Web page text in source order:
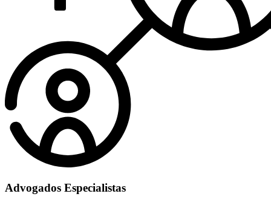
Advogados Especialistas